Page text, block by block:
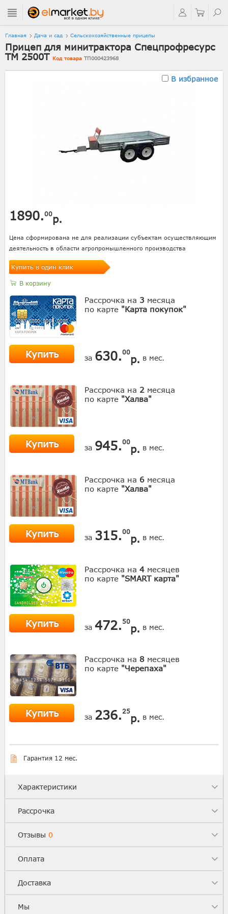
Главная Дача и сад Сельскохозяйственные прицепы
Прицеп для минитрактора Спецпрофресурс
ТМ 2500Т Код товара ТП000423968
В избранное
1890.00р.
Цена сформирована не для реализации субъектам осуществляющим
деятельность в области агропромышленного производства
Купить в один клик
В корзину
Рассрочка на 3 месяца
по карте "Карта покупок"
Купить за 630.00
р. в мес.
Рассрочка на 2 месяца
по карте "Халва"
Купить за 945.00
р. в мес.
Рассрочка на 6 месяца
по карте "Халва"
Купить за 315.00
р. в мес.
Рассрочка на 4 месяцев
по карте "SMART карта"
Купить за 472. 50
р. в мес.
Рассрочка на 8 месяцев
по карте "Черепаха"
Купить за 236. 25
р. в мес.
Гарантия 12 мес.
Характеристики
Рассрочка
Отзывы 0
Оплата
Доставка
Мы